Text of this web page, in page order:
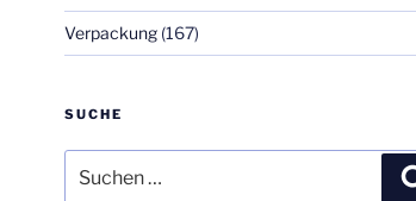
Verpackung(167)
SUCHE
nach: